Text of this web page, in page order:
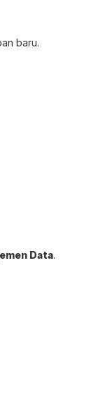
baru.
Data.